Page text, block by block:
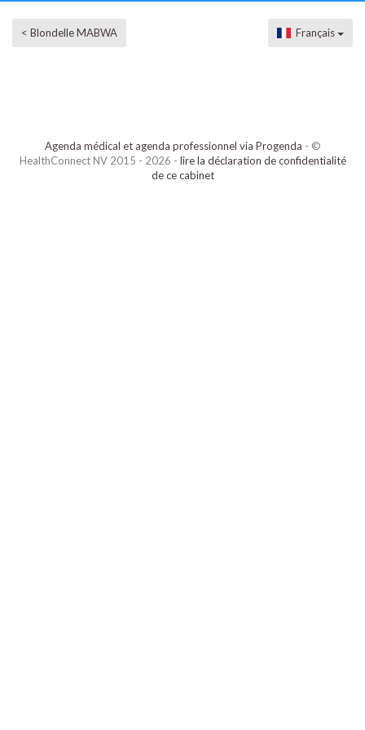
< Blondelle MABWA Français
Agenda médical et agenda professionnel via Progenda - ©
HealthConnect NV 2015 - 2026 - lire la déclaration de confidentialité
de ce cabinet